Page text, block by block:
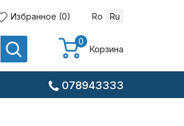
Избранное (0) Ro Ru
0
Корзина
078943333